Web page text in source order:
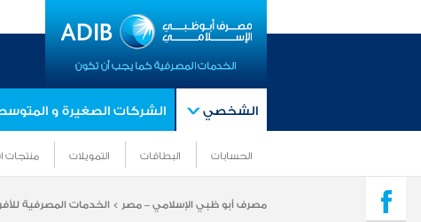
الشخصي
الحسابات البطاقات التمويلات منتجات
الشركات الصغيرة و
مصرف أبو ظبي الإسلامي – مصر > الخدمات المصرفية